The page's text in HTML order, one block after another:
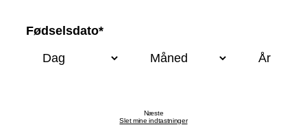
Fødselsdato*
Slet mine indtastninger
Næste